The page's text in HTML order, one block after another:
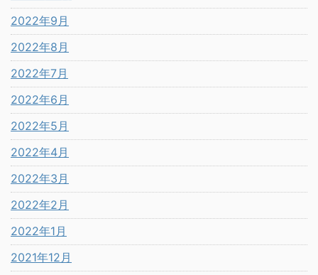
2022年9月
2022年8月
2022年7月
2022年6月
2022年5月
2022年4月
2022年3月
2022年2月
2022年1月
2021年12月